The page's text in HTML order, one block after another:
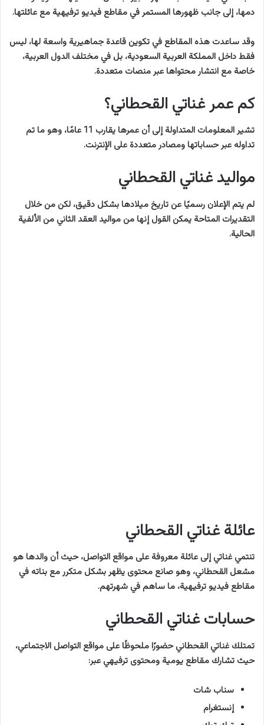
دمها، إلى جانب ظهورها المستمر في مقاطع فيديو ترفيهية مع عائلتها.
وقد ساعدت هذه المقاطع في تكوين قاعدة جماهيرية واسعة لها، ليس
فقط داخل المملكة العربية السعودية، بل في مختلف الدول العربية،
خاصة مع انتشار محتواها عبر منصات متعددة.
كم عمر غناتي القحطاني؟
تشير المعلومات المتداولة إلى أن عمرها يقارب 11 عامًا، وهو ما تم
تداوله عبر حساباتها ومصادر متعددة على الإنترنت.
مواليد غناتي القحطاني
لم يتم الإعلان رسميًا عن تاريخ ميلادها بشكل دقيق، لكن من خلال
التقديرات المتاحة يمكن القول إنها من مواليد العقد الثاني من الألفية
الحالية.
عائلة غناتي القحطاني
تنتمي غناتي إلى عائلة معروفة على مواقع التواصل، حيث أن والدها هو
مشعل القحطاني، وهو صانع محتوى يظهر بشكل متكرر مع بناته في
مقاطع فيديو ترفيهية، ما ساهم في شهرتهم.
حسابات غناتي القحطاني
تمتلك غناتي القحطاني حضورًا ملحوظًا على مواقع التواصل الاجتماعي،
حيث تشارك مقاطع يومية ومحتوى ترفيهي عبر:
سناب شات
إنستغرام